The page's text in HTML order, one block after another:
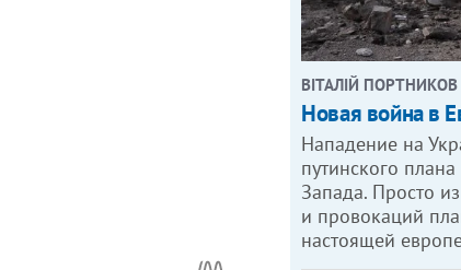
ВІТАЛІЙ ПОРТНИКОВ
Новая война в
Нападение на
путинского
Запада. Просто
и провокаций
настоящей